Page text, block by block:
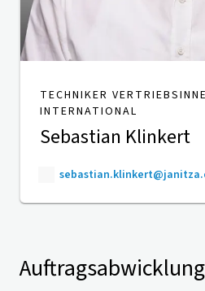
TECHNIKER
INTERNATIONAL
Sebastian Klinkert
Auftragsabwicklung